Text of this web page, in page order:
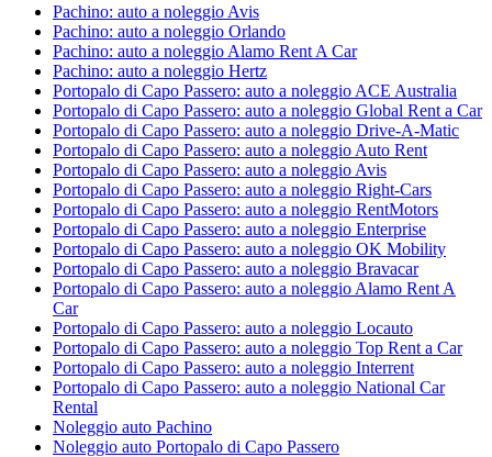
Pachino: auto a noleggio Avis
Pachino: auto a noleggio Orlando
Pachino: auto a noleggio Alamo Rent A Car
Pachino: auto a noleggio Hertz
Portopalo di Capo Passero: auto a noleggio ACE Australia
Portopalo di Capo Passero: auto a noleggio Global Rent a Car
Portopalo di Capo Passero: auto a noleggio Drive-A-Matic
Portopalo di Capo Passero: auto a noleggio Auto Rent
Portopalo di Capo Passero: auto a noleggio Avis
Portopalo di Capo Passero: auto a noleggio Right-Cars
Portopalo di Capo Passero: auto a noleggio RentMotors
Portopalo di Capo Passero: auto a noleggio Enterprise
Portopalo di Capo Passero: auto a noleggio OK Mobility
Portopalo di Capo Passero: auto a noleggio Bravacar
Portopalo di Capo Passero: auto a noleggio Alamo Rent A
Car
Portopalo di Capo Passero: auto a noleggio Locauto
Portopalo di Capo Passero: auto a noleggio Top Rent a Car
Portopalo di Capo Passero: auto a noleggio Interrent
Portopalo di Capo Passero: auto a noleggio National Car
Rental
Noleggio auto Pachino
Noleggio auto Portopalo di Capo Passero